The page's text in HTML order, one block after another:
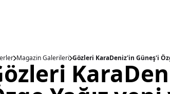
Magazin Galerileri Gözleri KaraDeniz'in Güneş'i